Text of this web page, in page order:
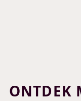
ONTDEK